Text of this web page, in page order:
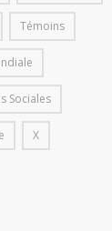
Témoins
Sociales
X